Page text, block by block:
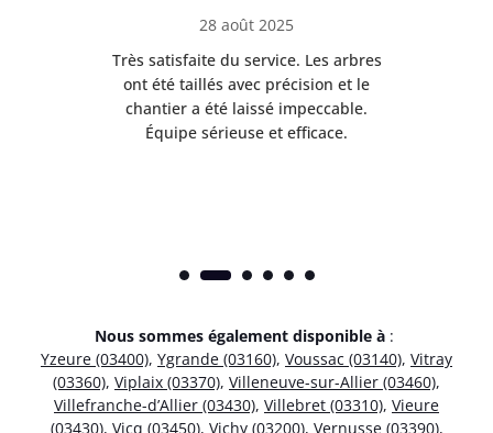
28 août 2025
Très satisfaite du service. Les arbres
ont été taillés avec précision et le
chantier a été laissé impeccable.
Équipe sérieuse et efficace.
Nous sommes également disponible à :
Yzeure (03400), Ygrande (03160), Voussac (03140), Vitray
(03360), Viplaix (03370), Villeneuve-sur-Allier (03460),
Villefranche-d’Allier (03430), Villebret (03310), Vieure
(03430), Vicq (03450), Vichy (03200), Vernusse (03390),